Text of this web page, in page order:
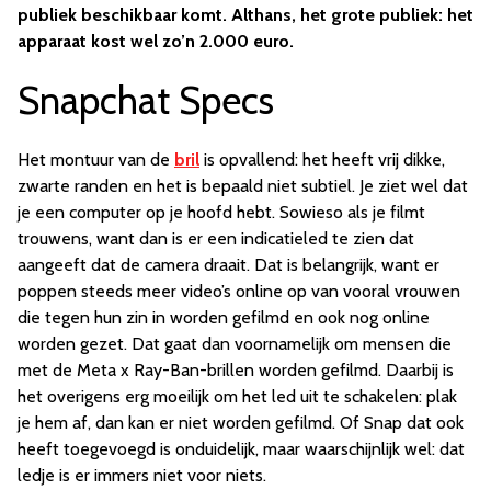
publiek beschikbaar komt. Althans, het grote publiek: het
apparaat kost wel zo’n 2.000 euro.
Snapchat Specs
Het montuur van de bril is opvallend: het heeft vrij dikke,
zwarte randen en het is bepaald niet subtiel. Je ziet wel dat
je een computer op je hoofd hebt. Sowieso als je filmt
trouwens, want dan is er een indicatieled te zien dat
aangeeft dat de camera draait. Dat is belangrijk, want er
poppen steeds meer video’s online op van vooral vrouwen
die tegen hun zin in worden gefilmd en ook nog online
worden gezet. Dat gaat dan voornamelijk om mensen die
met de Meta x Ray-Ban-brillen worden gefilmd. Daarbij is
het overigens erg moeilijk om het led uit te schakelen: plak
je hem af, dan kan er niet worden gefilmd. Of Snap dat ook
heeft toegevoegd is onduidelijk, maar waarschijnlijk wel: dat
ledje is er immers niet voor niets.